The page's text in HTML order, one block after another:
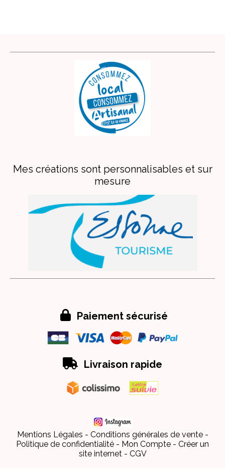
Mes créations sont personnalisables et sur
mesure
 Paiement sécurisé
 Livraison rapide
Mentions Légales
Conditions générales de vente
Politique de confidentialité
Mon Compte
Créer un
site internet
CGV